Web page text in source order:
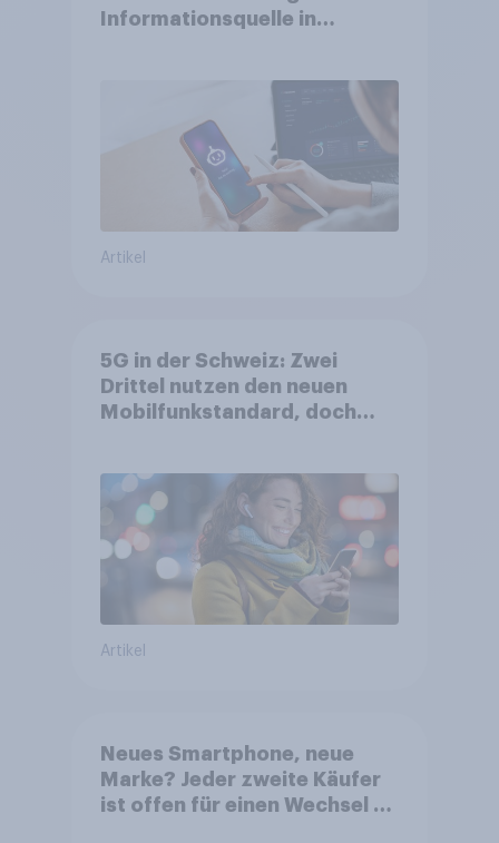
Informationsquelle in
Artikel
5G in der Schweiz: Zwei
Drittel nutzen den neuen
Mobilfunkstandard, doch
Artikel
Neues Smartphone, neue
Marke? Jeder zweite Käufer
ist offen für einen Wechsel –